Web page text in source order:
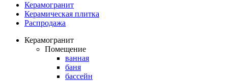
Керамогранит
Керамическая плитка
Распродажа
Керамогранит
Помещение
ванная
баня
бассейн